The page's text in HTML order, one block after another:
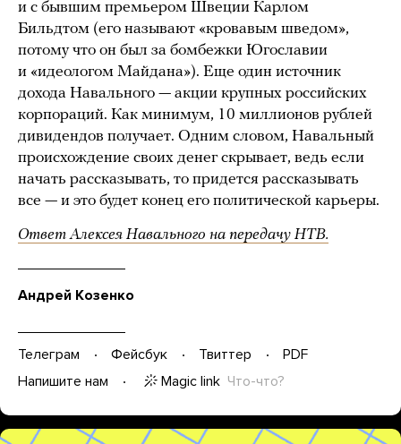
и с бывшим премьером Швеции Карлом
Бильдтом (его называют «кровавым шведом»,
потому что он был за бомбежки Югославии
и «идеологом Майдана»). Еще один источник
дохода Навального — акции крупных российских
корпораций. Как минимум, 10 миллионов рублей
дивидендов получает. Одним словом, Навальный
происхождение своих денег скрывает, ведь если
начать рассказывать, то придется рассказывать
все — и это будет конец его политической карьеры.
Ответ Алексея Навального на передачу НТВ.
Андрей Козенко
Телеграм Фейсбук Твиттер
PDF
Напишите нам
Magic link Что-что?